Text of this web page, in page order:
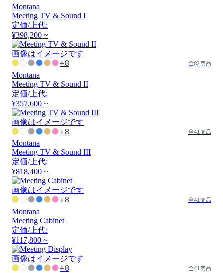
Montana
Meeting TV & Sound I
定価/上代:
¥398,200 ~
画像はイメージです
+8 全82商品
Montana
Meeting TV & Sound II
定価/上代:
¥357,600 ~
画像はイメージです
+8 全41商品
Montana
Meeting TV & Sound III
定価/上代:
¥818,400 ~
画像はイメージです
+8 全41商品
Montana
Meeting Cabinet
定価/上代:
¥117,800 ~
画像はイメージです
+8 全41商品